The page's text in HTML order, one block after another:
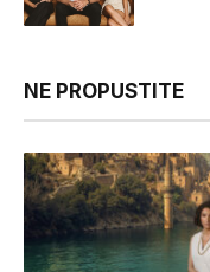
NE PROPUSTITE